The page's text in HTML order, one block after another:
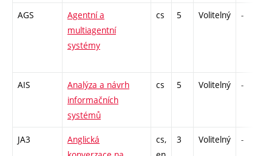
AGS
Agentní a
multiagentní
systémy
cs 5 Volitelný -
AIS
Analýza a návrh
informačních
systémů
cs 5 Volitelný -
JA3
Anglická
cs,
3 Volitelný -